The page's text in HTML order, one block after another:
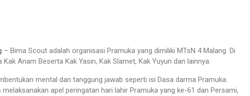
– Bima Scout adalah organisasi Pramuka yang dimiliki MTsN 4 Malang. Di
Anam Beserta Kak Yasin, Kak Slamet, Kak Yuyun dan lainnya.
mental dan tanggung jawab seperti isi Dasa darma Pramuka.
apel peringatan hari lahir Pramuka yang ke-61 dan Persami,